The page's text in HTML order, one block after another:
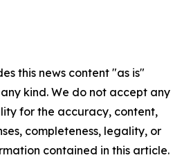
this news content "as is"
kind. We do not accept any
for the accuracy, content,
completeness, legality, or
contained in this article.